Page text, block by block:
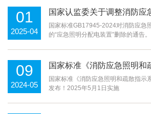
01
2025-04
国家认监委关于调整消防应
示产品强制性认证实施要求
国家标准GB17945-2024对消防应急
的“应急照明分配电装置”删除的通告。
09
2024-05
国家标准《消防应急照明和
GB17945-2024发布！2025
国家标准《消防应急照明和疏散指示
发布！2025年5月1日实施